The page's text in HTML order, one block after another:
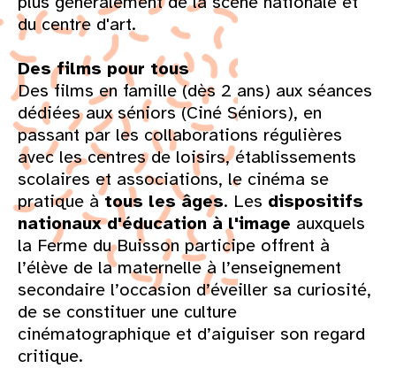
du centre d'art.
Des films pour tous
Des films en famille (dès 2 ans) aux séances
dédiées aux séniors (Ciné Séniors), en
passant par les collaborations régulières
avec les centres de loisirs, établissements
scolaires et associations, le cinéma se
pratique àtous les âges. Les dispositifs
nationaux d'éducation à l'image auxquels
la Ferme du Buisson participe offrent à
l’élève de la maternelle à l’enseignement
secondaire l’occasion d’éveiller sa curiosité,
de se constituer une culture
cinématographique et d’aiguiser son regard
critique.